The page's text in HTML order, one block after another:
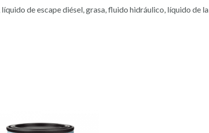
de escape diésel, grasa, fluido hidráulico, líquido de la